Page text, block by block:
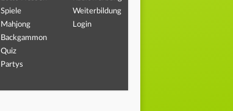
Spiele
Mahjong
Backgammon
Quiz
Partys
Weiterbildung
Login